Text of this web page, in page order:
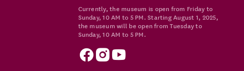
Currently, the museum is open from Friday to
Sunday, 10 AM to 5 PM. Starting August 1, 2025,
the museum will be open from Tuesday to
Sunday, 10 AM to 5 PM.